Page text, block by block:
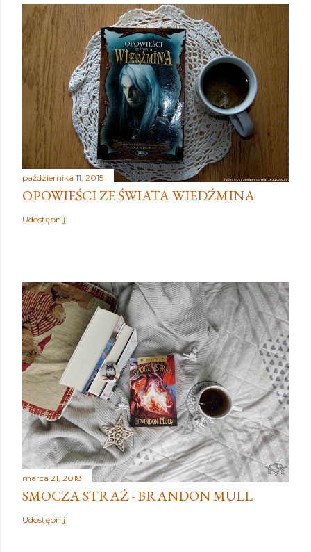
października 11, 2015
OPOWIEŚCI ZE ŚWIATA WIEDŹMINA
Udostępnij
marca 21, 2018
SMOCZA STRAŻ - BRANDON MULL
Udostępnij